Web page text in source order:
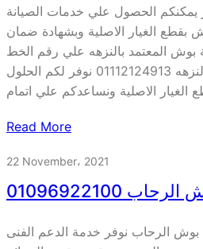
الحصول علي خدمات الصيانة
بقطع الغيار الاصلية وبشهادة ضمان
المعتمد بالنزهه علي رقم الخط
الساخن لتوكيل بوش بالنزهه 01112124913 نوفر لكم الحلول
Read More
22 November، 2021
01096922100
الرحاب نوفر خدمة الدعم الفنى